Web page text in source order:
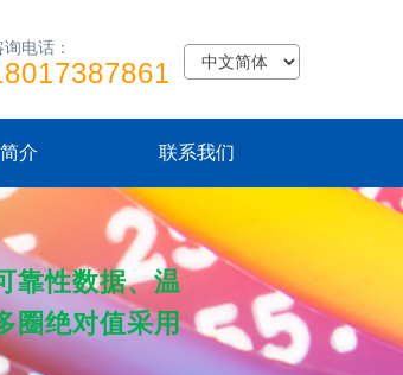
询电话：
介 联系我们
服务
话：
靠性数据、温
圈绝对值采用